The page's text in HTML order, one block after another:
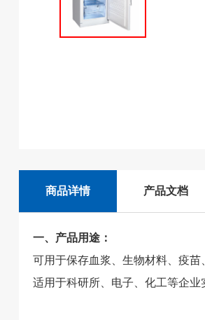
商品详情 产品文档
一、产品用途：
可用于保存血浆、生物材料、疫苗
适用于科研所、电子、化工等企